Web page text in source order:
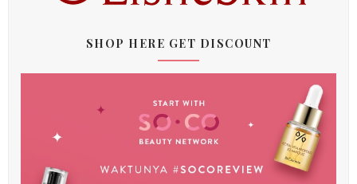
SHOP HERE GET DISCOUNT